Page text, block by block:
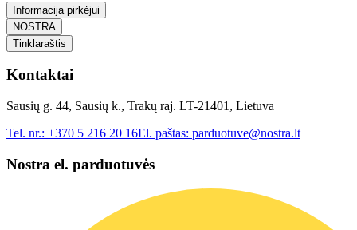
Informacija pirkėjui
NOSTRA
Tinklaraštis
Kontaktai
Sausių g. 44, Sausių k., Trakų raj. LT-21401, Lietuva
Tel. nr.: +370 5 216 20 16El. paštas: parduotuve@nostra.lt
Nostra el. parduotuvės